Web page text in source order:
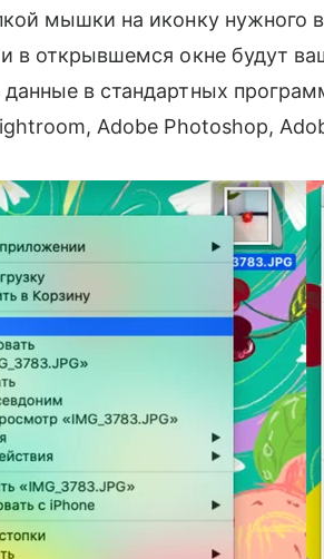
мышки на иконку нужного
и в открывшемся окне будут
данные в стандартных
Adobe Photoshop,